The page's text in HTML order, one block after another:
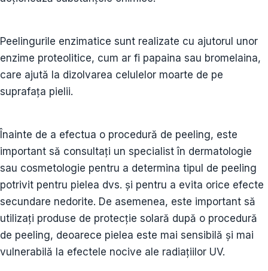
Peelingurile enzimatice sunt realizate cu ajutorul unor
enzime proteolitice, cum ar fi papaina sau bromelaina,
care ajută la dizolvarea celulelor moarte de pe
suprafața pielii.
Înainte de a efectua o procedură de peeling, este
important să consultați un specialist în dermatologie
sau cosmetologie pentru a determina tipul de peeling
potrivit pentru pielea dvs. și pentru a evita orice efecte
secundare nedorite. De asemenea, este important să
utilizați produse de protecție solară după o procedură
de peeling, deoarece pielea este mai sensibilă și mai
vulnerabilă la efectele nocive ale radiațiilor UV.